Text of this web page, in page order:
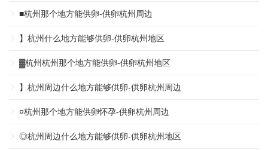
■杭州那个地方能供卵-供卵杭州周边
】杭州什么地方能够供卵-供卵杭州地区
▓杭州杭州那个地方能供卵-供卵杭州地区
】杭州周边什么地方能够供卵-供卵杭州周边
¤杭州那个地方能供卵怀孕-供卵杭州周边
◎杭州周边什么地方能够供卵-供卵杭州地区